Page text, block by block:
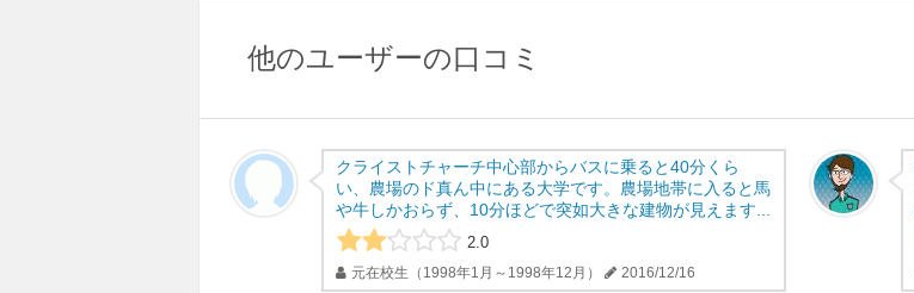
他のユーザーの口コミ
クライストチャーチ中心部からバスに乗ると40分くら
い、農場のド真ん中にある大学です。農場地帯に入ると馬
や牛しかおらず、10分ほどで突如大きな建物が見えます...
2.0
元在校生（1998年1月～1998年12月） 2016/12/16